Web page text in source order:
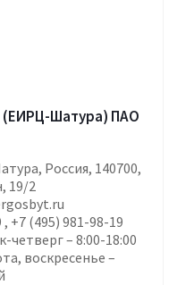
(ЕИРЦ-Шатура) ПАО
Россия, 140700,
19/2
+7 (495) 981-98-19
четверг – 8:00-18:00
воскресенье –